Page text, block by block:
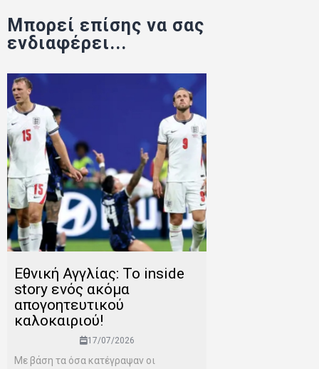
Μπορεί επίσης να σας
ενδιαφέρει...
Εθνική Αγγλίας: Το inside
story ενός ακόμα
απογοητευτικού
καλοκαιριού!
17/07/2026
Mε βάση τα όσα κατέγραψαν οι